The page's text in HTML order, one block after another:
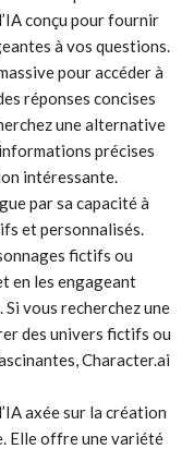
conçu pour fournir
à vos questions.
pour accéder à
réponses concises
une alternative
précises
intéressante.
par sa capacité à
et personnalisés.
fictifs ou
en les engageant
vous recherchez une
des univers fictifs ou
Character.ai
axée sur la création
Elle offre une variété